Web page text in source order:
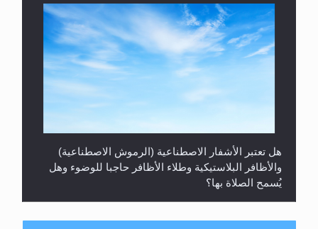
هل تعتبر الأشفار الاصطناعية (الرموش الاصطناعية)
والأظافر البلاستيكية وطلاء الأظافر حاجبا للوضوء وهل
يُسمح الصلاة بها؟